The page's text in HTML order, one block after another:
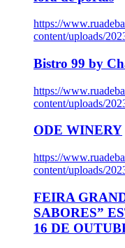
https://
content/uploads/
Bistro 99 by
https://
content/uploads/
ODE WINERY
https://
content/uploads/
FEIRA
SABORES”
16 DE